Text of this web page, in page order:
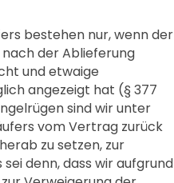
bestehen nur, wenn der
der Ablieferung
und etwaige
angezeigt hat (§ 377
sind wir unter
vom Vertrag zurück
zu setzen, zur
denn, dass wir aufgrund